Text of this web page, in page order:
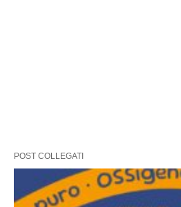
POST COLLEGATI